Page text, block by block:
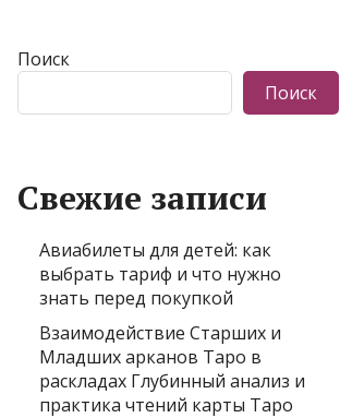
Поиск
Поиск
Свежие записи
Авиабилеты для детей: как
выбрать тариф и что нужно
знать перед покупкой
Взаимодействие Старших и
Младших арканов Таро в
раскладах Глубинный анализ и
практика чтений карты Таро